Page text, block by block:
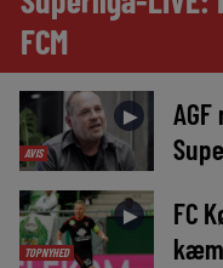
FCM
AVIS
►
TOPNYHED
►
FC